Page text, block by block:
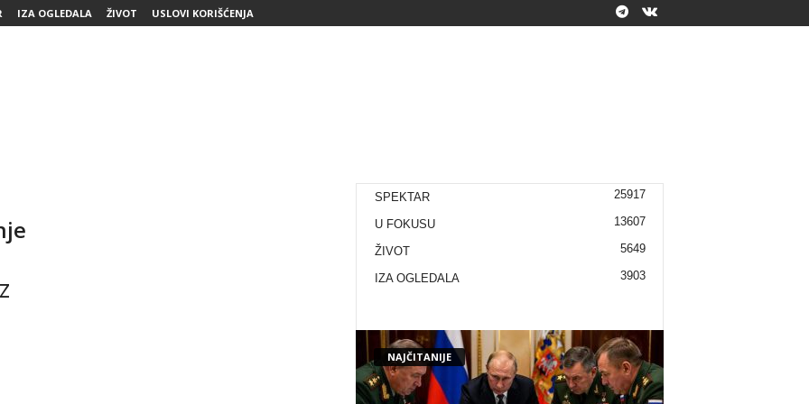
IZA OGLEDALA ŽIVOT USLOVI KORIŠĆENJA
SPEKTAR 25917
U FOKUSU 13607
ŽIVOT 5649
IZA OGLEDALA 3903
NAJČITANIJE